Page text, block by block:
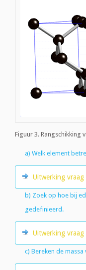
Figuur 3. Rangschikking
a) Welk element
Uitwerking vraag
b) Zoek op hoe bij
gedefinieerd.
Uitwerking vraag
c) Bereken de